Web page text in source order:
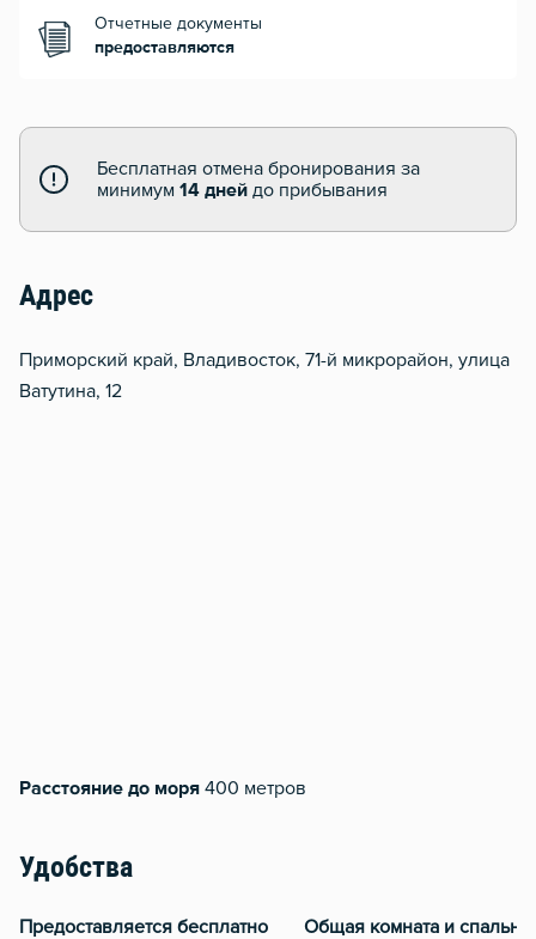
Отчетные документы
предоставляются
Бесплатная отмена бронирования за
минимум 14 дней до прибывания
Адрес
Приморский край, Владивосток, 71-й микрорайон, улица
Ватутина, 12
Расстояние до моря 400 метров
Удобства
Предоставляется бесплатно Общая комната и спальня